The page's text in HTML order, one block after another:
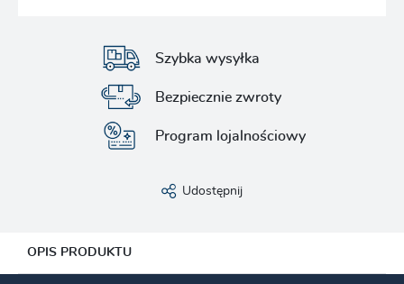
Szybka wysyłka
Bezpiecznie zwroty
Program lojalnościowy
Udostępnij
OPIS PRODUKTU